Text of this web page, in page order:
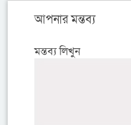
আপনার মন্তব্য
মন্তব্য লিখুন